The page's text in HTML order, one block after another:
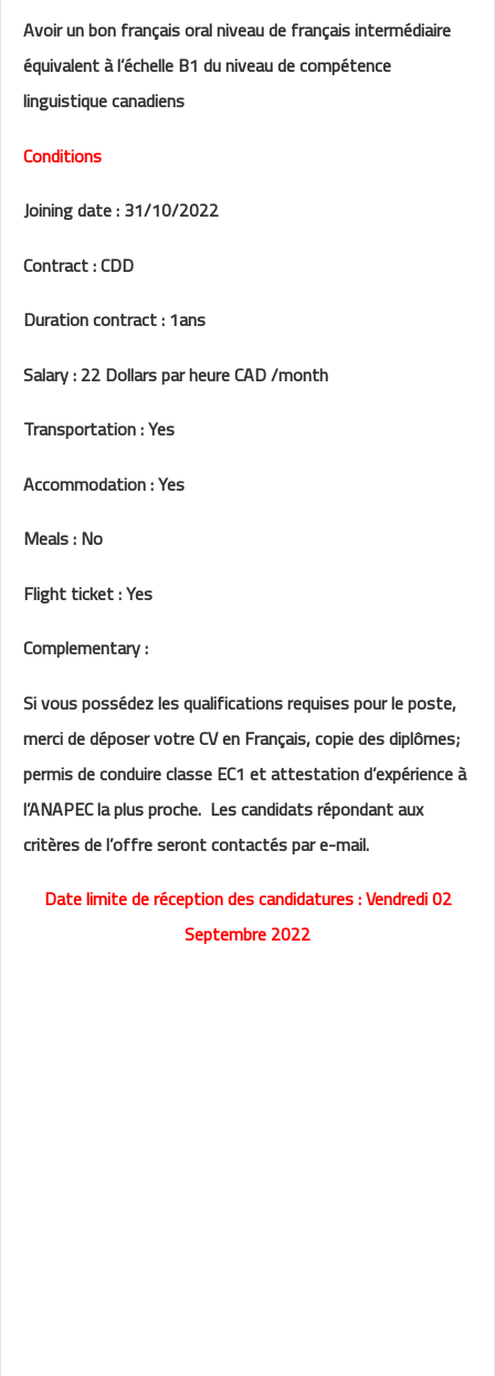
Avoir un bon français oral niveau de français intermédiaire
équivalent à l’échelle B1 du niveau de compétence
linguistique canadiens
Conditions
Joining date : 31/10/2022
Contract : CDD
Duration contract : 1ans
Salary : 22 Dollars par heure CAD /month
Transportation : Yes
Accommodation : Yes
Meals : No
Flight ticket : Yes
Complementary :
Si vous possédez les qualifications requises pour le poste,
merci de déposer votre CV en Français, copie des diplômes;
permis de conduire classe EC1 et attestation d’expérience à
l’ANAPEC la plus proche. Les candidats répondant aux
critères de l’offre seront contactés par e-mail.
Date limite de réception des candidatures : Vendredi 02
Septembre 2022